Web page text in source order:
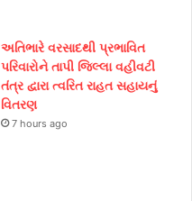
અતિભારે વરસાદથી પ્રભાવિત
પરિવારોને તાપી જિલ્લા વહીવટી
તંત્ર દ્વારા ત્વરિત રાહત સહાયનું
વિતરણ
7 hours ago